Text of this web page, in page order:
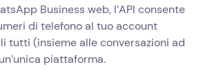
Business web, l’API consente
di telefono al tuo account
tutti (insieme alle conversazioni ad
piattaforma.